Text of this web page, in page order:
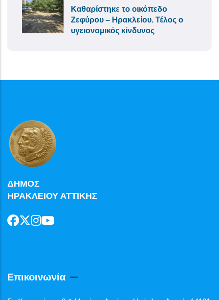
Καθαρίστηκε το οικόπεδο
Ζεφύρου – Ηρακλείου. Τέλος ο
υγειονομικός κίνδυνος
ΔΗΜΟΣ
ΗΡΑΚΛΕΙΟΥ ΑΤΤΙΚΗΣ
Επικοινωνία